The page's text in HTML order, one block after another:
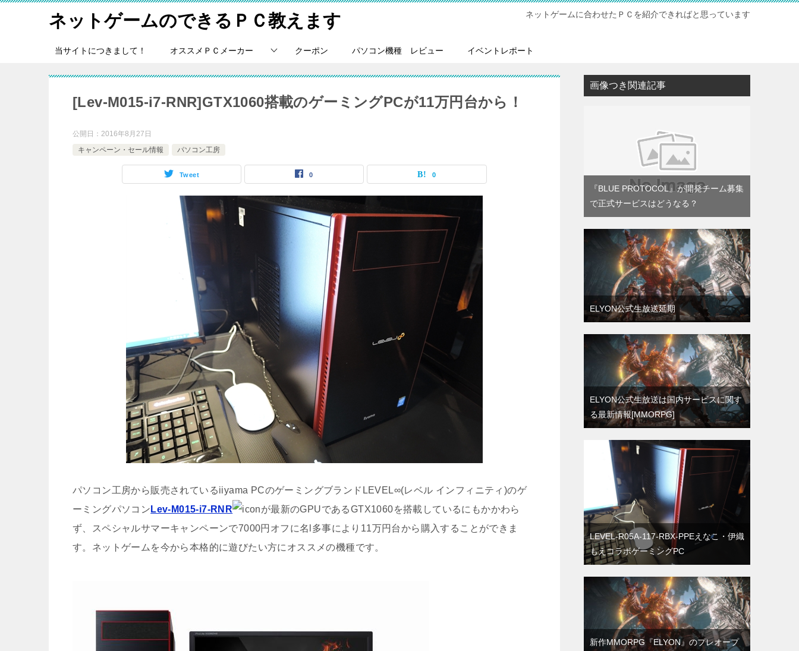
ネットゲームのできるＰＣ教えます ネットゲームに合わせたＰＣを紹介できればと思っています
当サイトにつきまして！ オススメＰＣメーカー クーポン パソコン機種 レビュー イベントレポート
[Lev-M015-i7-RNR]GTX1060搭載のゲーミングPCが11万円台から！
公開日： 2016年8月27日
キャンペーン・セール情報
パソコン工房
Tweet 0 0
パソコン工房から販売されているiiyama PCのゲーミングブランドLEVEL∞(レベル インフィニティ)のゲ
ーミングパソコン Lev-M015-i7-RNR
が最新のGPUであるGTX1060を搭載しているにもかかわら
ず、スペシャルサマーキャンペーンで7000円オフに名l多事により11万円台から購入することができま
す。ネットゲームを今から本格的に遊びたい方にオススメの機種です。
画像つき関連記事
『BLUE PROTOCOL』が開発チーム募集
で正式サービスはどうなる？
ELYON公式生放送延期
ELYON公式生放送は国内サービスに関す
る最新情報[MMORPG]
LEVEL-R05A-117-RBX-PPEえなこ・伊織
もえコラボゲーミングPC
新作MMORPG『ELYON』のプレオープ